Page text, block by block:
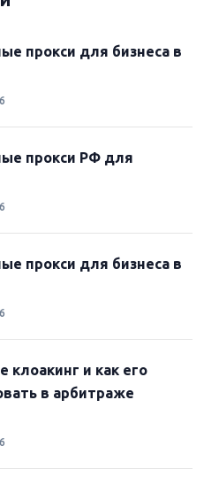
прокси для бизнеса в
прокси РФ для
прокси для бизнеса в
клоакинг и как его
в арбитраже